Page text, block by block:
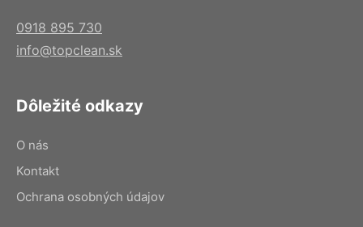
0918 895 730
info@topclean.sk
Dôležité odkazy
O nás
Kontakt
Ochrana osobných údajov